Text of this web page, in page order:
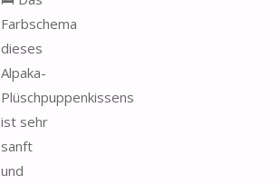
Farbschema
dieses
Alpaka-
Plüschpuppenkissens
ist sehr
sanft
und